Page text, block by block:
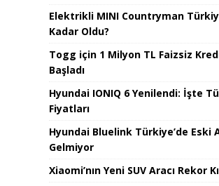
Elektrikli MINI Countryman
Kadar Oldu?
Togg için 1 Milyon TL Faizsiz Kredi
Başladı
Hyundai IONIQ 6 Yenilendi: İşte
Fiyatları
Hyundai Bluelink Türkiye’de Eski
Gelmiyor
Xiaomi’nın Yeni SUV Aracı Rekor